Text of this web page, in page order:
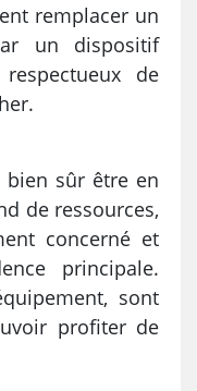
remplacer un
un dispositif
de
sûr être en
de ressources,
concerné et
principale.
sont
profiter de